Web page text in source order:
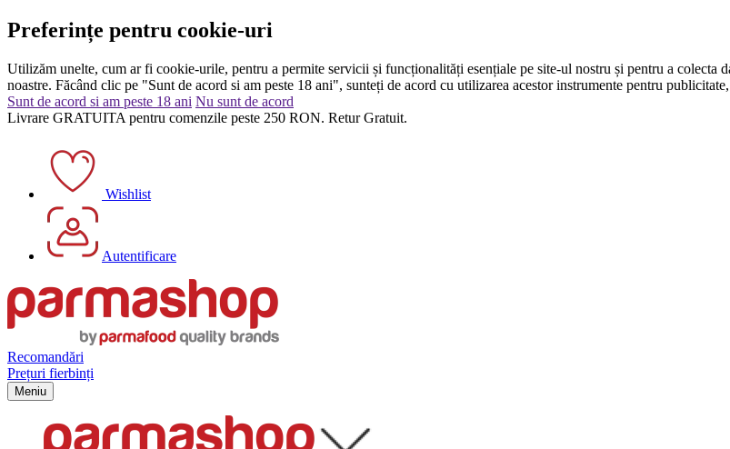
Preferințe pentru cookie-uri
Utilizăm unelte, cum ar fi cookie-urile, pentru a permite servicii și funcționalități esențiale pe site-ul nostru și pentru a colecta
noastre. Făcând clic pe "Sunt de acord si am peste 18 ani", sunteți de acord cu utilizarea acestor instrumente pentru
Sunt de acord si am peste 18 ani Nu sunt de acord
Livrare GRATUITA pentru comenzile peste 250 RON. Retur Gratuit.
Wishlist
Autentificare
Recomandări
Prețuri fierbinți
Meniu